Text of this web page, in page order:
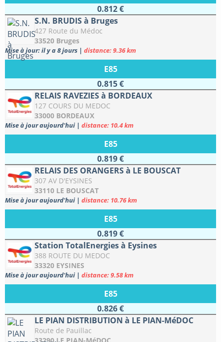
0.812 €
S.N. BRUDIS à Bruges
427 Route du Médoc
33520 Bruges
Mise à jour: il y a 8 jours | distance: 9.36 km
E85
0.815 €
RELAIS RAVEZIES à BORDEAUX
127 COURS DU MEDOC
33000 BORDEAUX
Mise à jour aujourd'hui | distance: 10.4 km
E85
0.819 €
RELAIS DES ORANGERS à LE BOUSCAT
307 AV D'EYSINES
33110 LE BOUSCAT
Mise à jour aujourd'hui | distance: 10.76 km
E85
0.819 €
Station TotalEnergies à Eysines
388 ROUTE DU MEDOC
33320 EYSINES
Mise à jour aujourd'hui | distance: 9.58 km
E85
0.826 €
LE PIAN DISTRIBUTION à LE PIAN-MéDOC
Route de Pauillac